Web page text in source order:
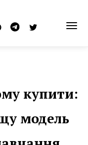
купити:
модель